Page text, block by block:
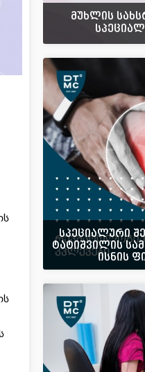
მუხლის
სპეციალური
ტატიშვილის
ისნის